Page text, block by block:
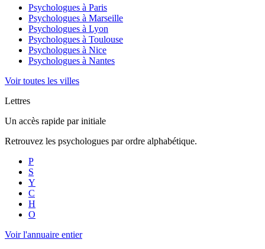
Psychologues à Paris
Psychologues à Marseille
Psychologues à Lyon
Psychologues à Toulouse
Psychologues à Nice
Psychologues à Nantes
Voir toutes les villes
Lettres
Un accès rapide par initiale
Retrouvez les psychologues par ordre alphabétique.
P
S
Y
C
H
O
Voir l'annuaire entier